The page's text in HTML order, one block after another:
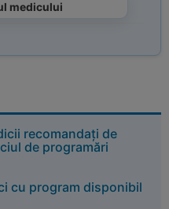
medicului
recomandați de
de programări
cu program disponibil